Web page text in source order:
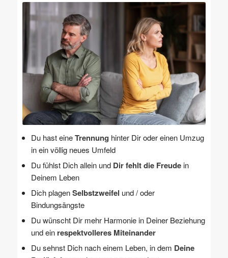
Du hast eineTrennung hinter Dir oder einen Umzug
in ein völlig neues Umfeld
Du fühlst Dich allein und Dir fehlt die Freudein
Deinem Leben
Dich plagenSelbstzweifel und / oder
Bindungsängste
Du wünscht Dir mehr Harmonie in Deiner Beziehung
und ein respektvolleres Miteinander
Du sehnst Dich nach einem Leben, in dem Deine